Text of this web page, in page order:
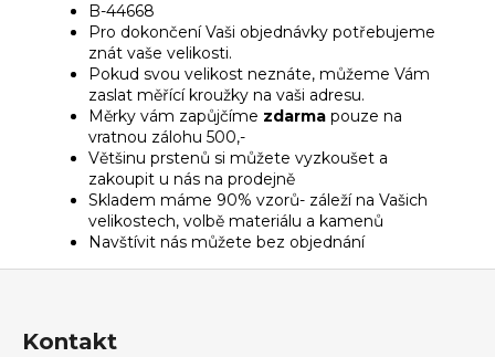
B-44668
Pro dokončení Vaši objednávky potřebujeme
znát vaše velikosti.
Pokud svou velikost neznáte, můžeme Vám
zaslat měřící kroužky na vaši adresu.
Měrky vám zapůjčíme zdarma pouze na
vratnou zálohu 500,-
Většinu prstenů si můžete vyzkoušet a
zakoupit u nás na prodejně
Skladem máme 90% vzorů- záleží na Vašich
velikostech, volbě materiálu a kamenů
Navštívit nás můžete bez objednání
Kontakt